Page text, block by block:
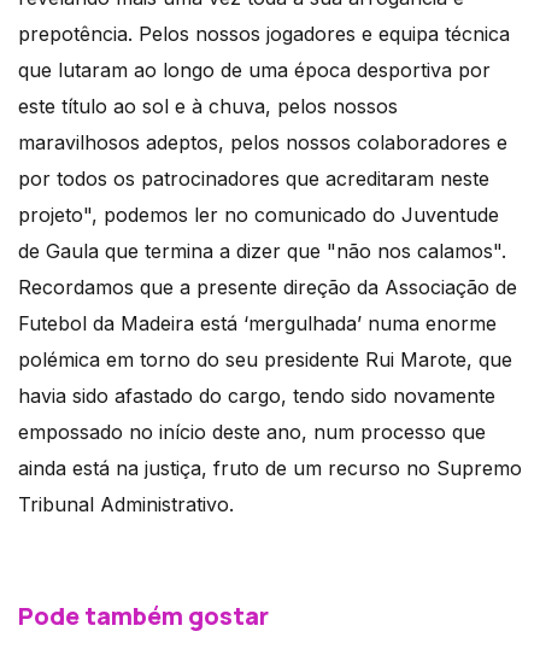
prepotência. Pelos nossos jogadores e equipa técnica
que lutaram ao longo de uma época desportiva por
este título ao sol e à chuva, pelos nossos
maravilhosos adeptos, pelos nossos colaboradores e
por todos os patrocinadores que acreditaram neste
projeto", podemos ler no comunicado do Juventude
de Gaula que termina a dizer que "não nos calamos".
Recordamos que a presente direção da Associação de
Futebol da Madeira está ‘mergulhada’ numa enorme
polémica em torno do seu presidente Rui Marote, que
havia sido afastado do cargo, tendo sido novamente
empossado no início deste ano, num processo que
ainda está na justiça, fruto de um recurso no Supremo
Tribunal Administrativo.
Pode também gostar